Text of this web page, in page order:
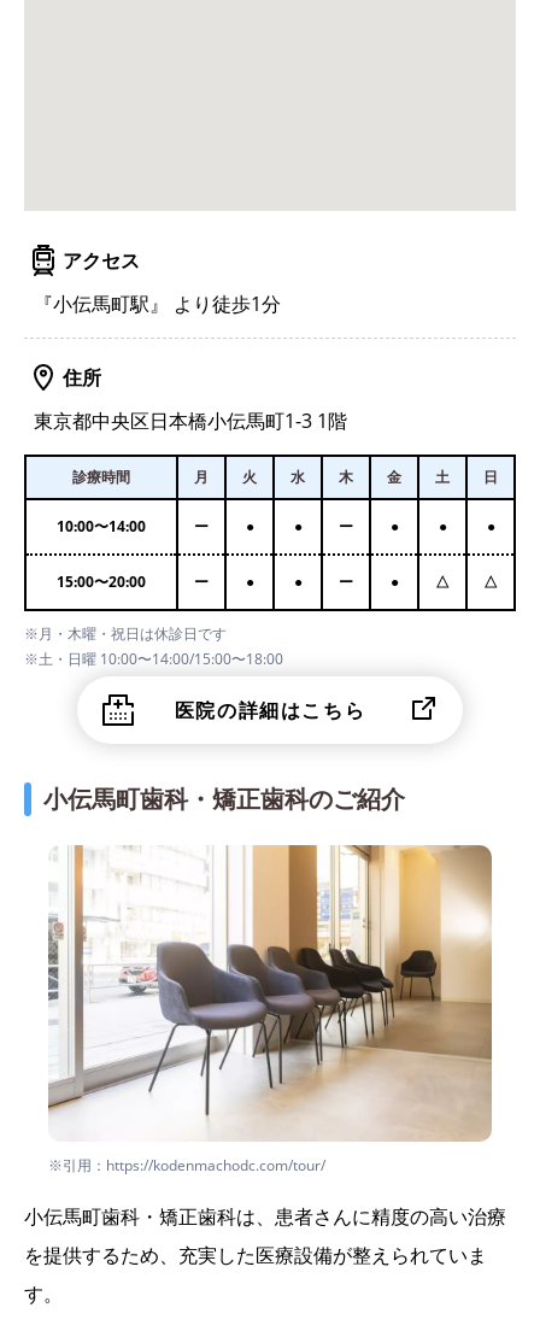
アクセス
『小伝馬町駅』 より徒歩1分
住所
東京都中央区日本橋小伝馬町1-3 1階
診療時間 月 火 水 木 金 土 日
10:00〜14:00 ー ● ● ー ● ● ●
15:00〜20:00 ー ● ● ー ● △ △
※月・木曜・祝日は休診日です
※土・日曜 10:00〜14:00/15:00〜18:00
医院の詳細はこちら
小伝馬町歯科・矯正歯科のご紹介
※引用：https://kodenmachodc.com/tour/
小伝馬町歯科・矯正歯科は、患者さんに精度の高い治療
を提供するため、充実した医療設備が整えられていま
す。